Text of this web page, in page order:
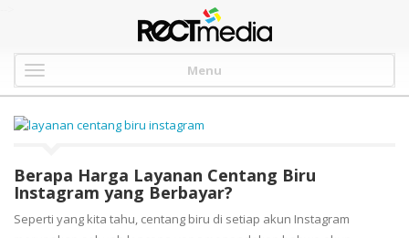
Menu
Berapa Harga Layanan Centang Biru
Instagram yang Berbayar?
Seperti yang kita tahu, centang biru di setiap akun Instagram